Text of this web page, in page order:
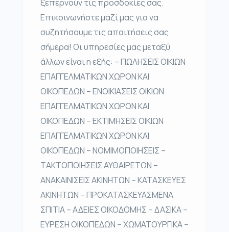
ξεπερνούν τις προσδοκίες σας.
Επικοινωνήστε μαζί μας για να
συζητήσουμε τις απαιτήσεις σας
σήμερα! Οι υπηρεσίες μας μεταξύ
άλλων είναι η εξής: – ΠΩΛΗΣΕΙΣ ΟΙΚΙΩΝ
ΕΠΑΓΓΕΛΜΑΤΙΚΩΝ ΧΩΡΟΝ ΚΑΙ
ΟΙΚΟΠΕΔΩΝ – ΕΝΟΙΚΙΑΣΕΙΣ ΟΙΚΙΩΝ
ΕΠΑΓΓΕΛΜΑΤΙΚΩΝ ΧΩΡΟΝ ΚΑΙ
ΟΙΚΟΠΕΔΩΝ – ΕΚΤΙΜΗΣΕΙΣ ΟΙΚΙΩΝ
ΕΠΑΓΓΕΛΜΑΤΙΚΩΝ ΧΩΡΟΝ ΚΑΙ
ΟΙΚΟΠΕΔΩΝ – ΝΟΜΙΜΟΠΟΙΗΣΕΙΣ –
ΤΑΚΤΟΠΟΙΗΣΕΙΣ ΑΥΘΑΙΡΕΤΩΝ –
ΑΝΑΚΑΙΝΙΣΕΙΣ ΑΚΙΝΗΤΩΝ – ΚΑΤΑΣΚΕΥΕΣ
ΑΚΙΝΗΤΩΝ – ΠΡΟΚΑΤΑΣΚΕΥΑΣΜΕΝΑ
ΣΠΙΤΙΑ – ΑΔΕΙΕΣ ΟΙΚΟΔΟΜΗΣ – ΔΑΣΙΚΑ –
ΕΥΡΕΣΗ ΟΙΚΟΠΕΔΩΝ – ΧΩΜΑΤΟΥΡΓΙΚΑ –